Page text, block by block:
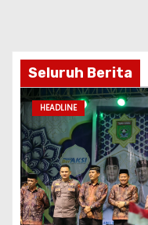
Seluruh Berita
HEADLINE